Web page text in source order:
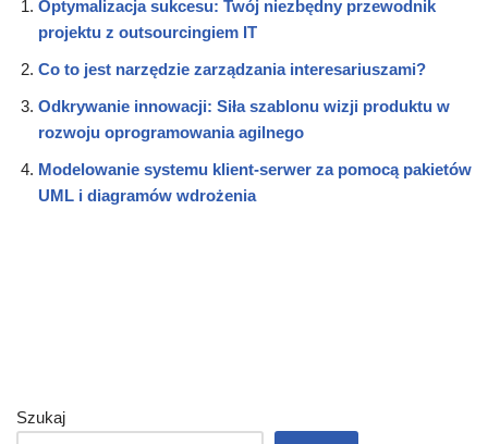
Optymalizacja sukcesu: Twój niezbędny przewodnik
projektu z outsourcingiem IT
Co to jest narzędzie zarządzania interesariuszami?
Odkrywanie innowacji: Siła szablonu wizji produktu w
rozwoju oprogramowania agilnego
Modelowanie systemu klient-serwer za pomocą pakietów
UML i diagramów wdrożenia
Szukaj